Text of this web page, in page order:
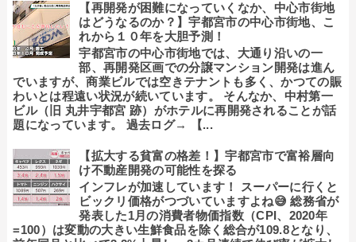
【再開発が困難になっていくなか、中心市街地
はどうなるのか？】宇都宮市の中心市街地、こ
れから１０年を大胆予測！
宇都宮市の中心市街地では、大通り沿いの一
部、再開発区画での分譲マンション開発は進ん
でいますが、商業ビルでは空きテナントも多く、かつての賑
わいとは程遠い状況が続いています。 そんなか、中村第一
ビル（旧 丸井宇都宮 跡）がホテルに再開発されることが話
題になっています。 過去ログ→ 【...
【拡大する貧富の格差！】宇都宮市で富裕層向
け不動産開発の可能性を探る
インフレが加速しています！ スーパーに行くと
ビックリ価格がつづいていますよね😅 総務省が
発表した1月の消費者物価指数（CPI、2020年
=100）は変動の大きい生鮮食品を除く総合が109.8となり、